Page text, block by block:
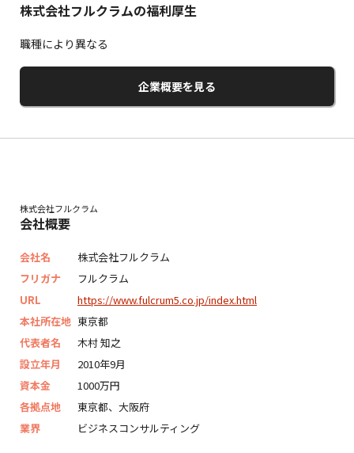
株式会社フルクラムの福利厚生
職種により異なる
企業概要を見る
株式会社フルクラム
会社概要
会社名
株式会社フルクラム
フリガナ
フルクラム
URL
https://www.fulcrum5.co.jp/index.html
本社所在地 東京都
代表者名
木村 知之
設立年月
2010年9月
資本金
1000万円
各拠点地
東京都、大阪府
業界
ビジネスコンサルティング